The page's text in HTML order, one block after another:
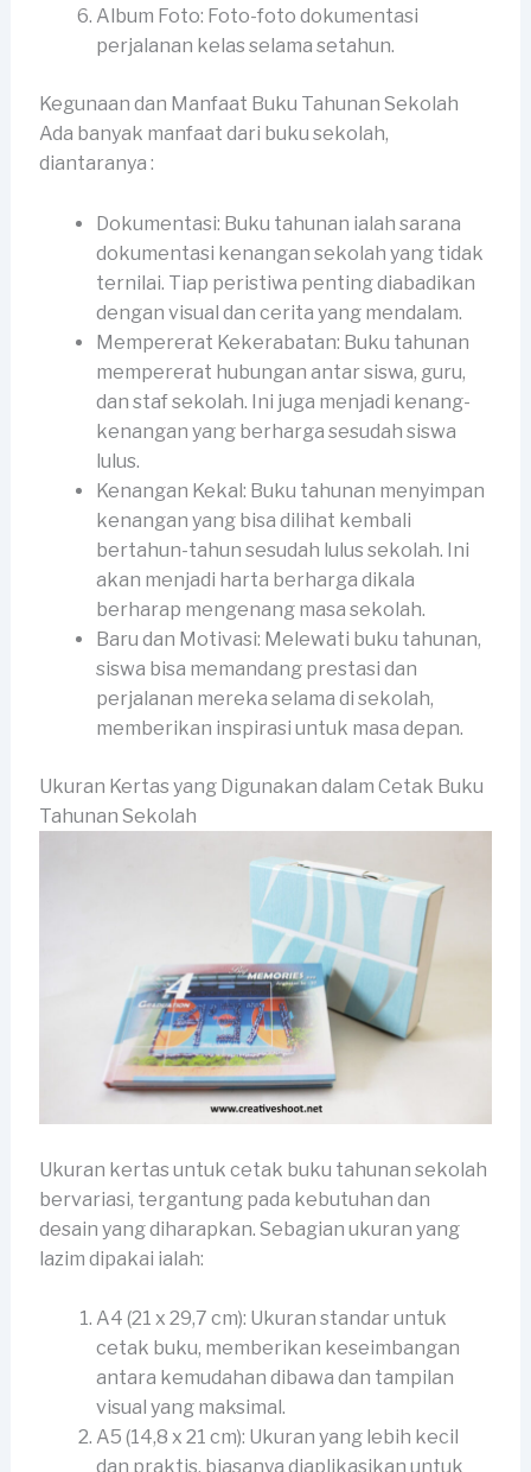
Album Foto: Foto-foto dokumentasi
perjalanan kelas selama setahun.
Kegunaan dan Manfaat Buku Tahunan Sekolah
Ada banyak manfaat dari buku sekolah,
diantaranya :
Dokumentasi: Buku tahunan ialah sarana
dokumentasi kenangan sekolah yang tidak
ternilai. Tiap peristiwa penting diabadikan
dengan visual dan cerita yang mendalam.
Mempererat Kekerabatan: Buku tahunan
mempererat hubungan antar siswa, guru,
dan staf sekolah. Ini juga menjadi kenang-
kenangan yang berharga sesudah siswa
lulus.
Kenangan Kekal: Buku tahunan menyimpan
kenangan yang bisa dilihat kembali
bertahun-tahun sesudah lulus sekolah. Ini
akan menjadi harta berharga dikala
berharap mengenang masa sekolah.
Baru dan Motivasi: Melewati buku tahunan,
siswa bisa memandang prestasi dan
perjalanan mereka selama di sekolah,
memberikan inspirasi untuk masa depan.
Ukuran Kertas yang Digunakan dalam Cetak Buku
Tahunan Sekolah
Ukuran kertas untuk cetak buku tahunan sekolah
bervariasi, tergantung pada kebutuhan dan
desain yang diharapkan. Sebagian ukuran yang
lazim dipakai ialah:
A4 (21 x 29,7 cm): Ukuran standar untuk
cetak buku, memberikan keseimbangan
antara kemudahan dibawa dan tampilan
visual yang maksimal.
A5 (14,8 x 21 cm): Ukuran yang lebih kecil
dan praktis, biasanya diaplikasikan untuk